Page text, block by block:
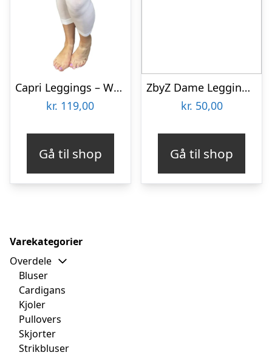
Capri Leggings – White
kr. 119,00
Gå til shop
ZbyZ Dame Leggings Plus Size – Print 14 – 4XL/5XL
kr. 50,00
Gå til shop
Varekategorier
Overdele
Bluser
Cardigans
Kjoler
Pullovers
Skjorter
Strikbluser